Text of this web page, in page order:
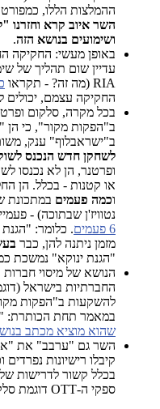
ההמלצות הללו, כמפורט
ושימועים בנושא הזה.
באופן מעשי: החקיקה
עדיין שום תהליך של
RIA (מה זה? - תקראו
החקיקה עצמם, יכולים
בכל מקרה, סלקום
ב"הפקות מקור", כי הן
ב"ישראבלוף" ענק,
לשחקן חדש הנכנס
ופרטנר, הן לא נכנסו
וכמה פעמים במתכונת
נטוויז'ן שבתוכה) - פעמיים, ופרטנר
6 פעמים
מזמן ניתנה להן, כבר
"הגנת ינוקא" נמשכת
הנושא של מיסוי
החברתיות בישראל
להשקעות ב"הפקות
במאמר תחת הכותרת: "
שהוא מוציא מכתב
השר גם "ערבב" את
בכלל קשור לדרישות של
ספקי ה-OTT דוגמת סלקום ופרטנר?